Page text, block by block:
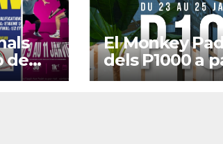
de
El Monkey
dels P1000 a
gener